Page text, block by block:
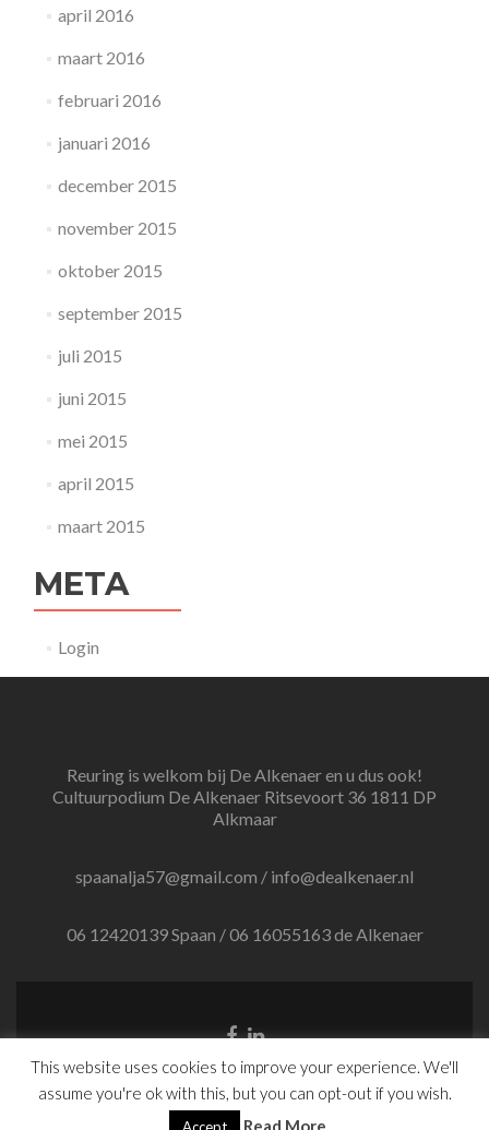
april 2016
maart 2016
februari 2016
januari 2016
december 2015
november 2015
oktober 2015
september 2015
juli 2015
juni 2015
mei 2015
april 2015
maart 2015
META
Login
Reuring is welkom bij De Alkenaer en u dus ook!
Cultuurpodium De Alkenaer Ritsevoort 36 1811 DP
Alkmaar
spaanalja57@gmail.com / info@dealkenaer.nl
06 12420139 Spaan / 06 16055163 de Alkenaer
Facebook
Linkedin
Website by Ruben Runhardt
Zerif Litedeveloped by
This website uses cookies to improve your experience. We'll
assume you're ok with this, but you can opt-out if you wish.
Read More